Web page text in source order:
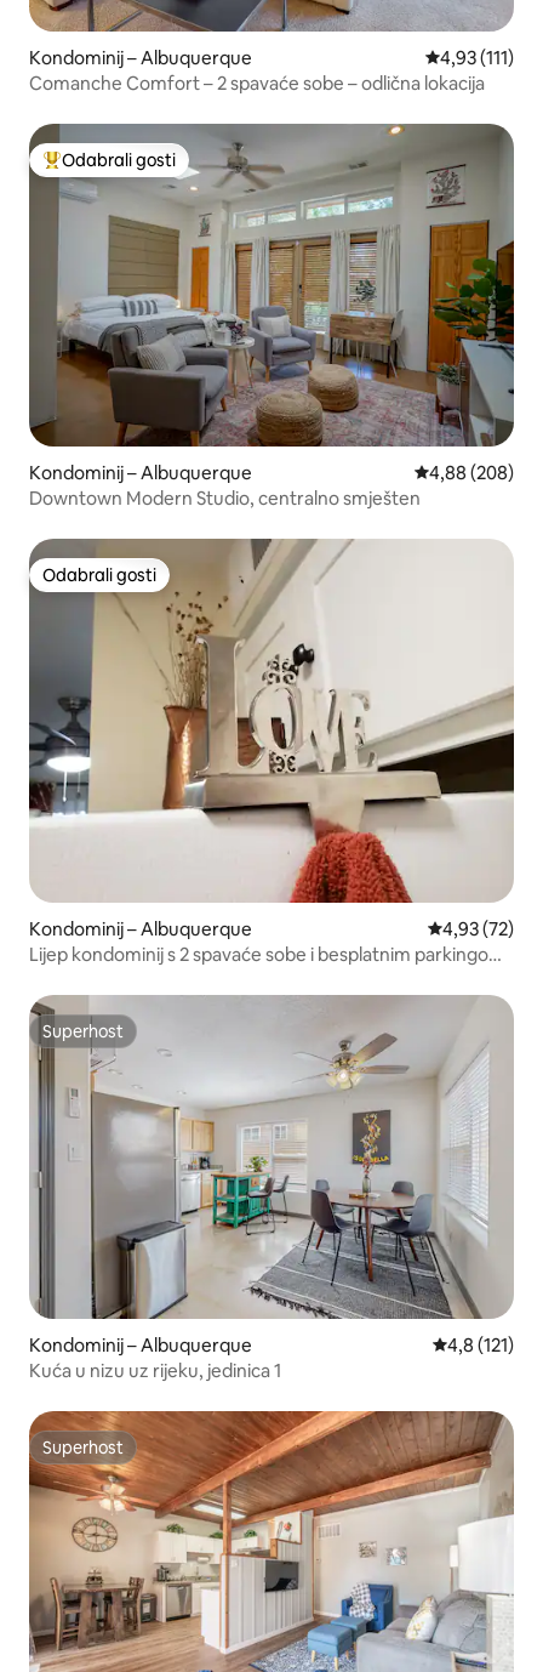
Kondominij – Albuquerque Prosječna
4,93 (111)
Comanche Comfort – 2 spavaće sobe – odlična lokacija
Među najviše rangiranima s oznakom „Odabrali gosti”
Odabrali gosti
Kondominij – Albuquerque Prosječna
4,88 (208)
Downtown Modern Studio, centralno smješten
Odabrali gosti
Odabrali gosti
Kondominij – Albuquerque Prosječna
4,93 (72)
Lijep kondominij s 2 spavaće sobe i besplatnim parkingom
Superhost
Superhost
Kondominij – Albuquerque Prosječna
4,8 (121)
Kuća u nizu uz rijeku, jedinica 1
Superhost
Superhost